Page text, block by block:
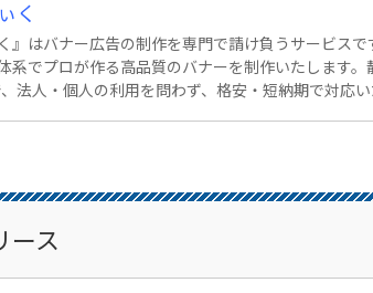
く
』はバナー広告の制作を専門で請け負うサービス
系でプロが作る高品質のバナーを制作いたします
個人の利用を問わず、格安・短納期で対応いたします。 ■バナー制作
ース